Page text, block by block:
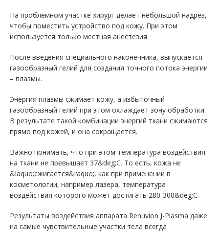
На проблемном участке хирург делает небольшой надрез,
чтобы поместить устройство под кожу. При этом
используется только местная анестезия.
После введения специального наконечника, выпускается
газообразный гелий для создания точного потока энергии
– плазмы.
Энергия плазмы сжимает кожу, а избыточный
газообразный гелий при этом охлаждает зону обработки.
В результате такой комбинации энергий ткани сжимаются
прямо под кожей, и она сокращается.
Важно понимать, что при этом температура воздействия
на ткани не превышает 37&deg;C. То есть, кожа не
&laquo;сжигается&raquo;, как при применении в
косметологии, например лазера, температура
воздействия которого может достигать 280-300&deg;C.
Результаты воздействия аппарата Renuvion J-Plasma даже
на самые чувствительные участки тела всегда